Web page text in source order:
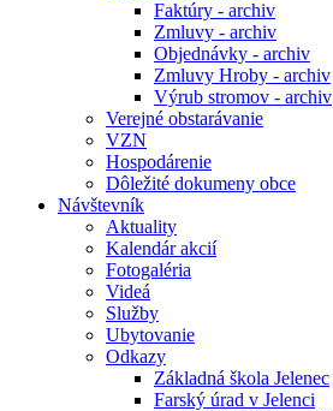
Faktúry - archiv
Zmluvy - archiv
Objednávky - archiv
Zmluvy Hroby - archiv
Výrub stromov - archiv
Verejné obstarávanie
VZN
Hospodárenie
Dôležité dokumeny obce
Návštevník
Aktuality
Kalendár akcií
Fotogaléria
Videá
Služby
Ubytovanie
Odkazy
Základná škola Jelenec
Farský úrad v Jelenci